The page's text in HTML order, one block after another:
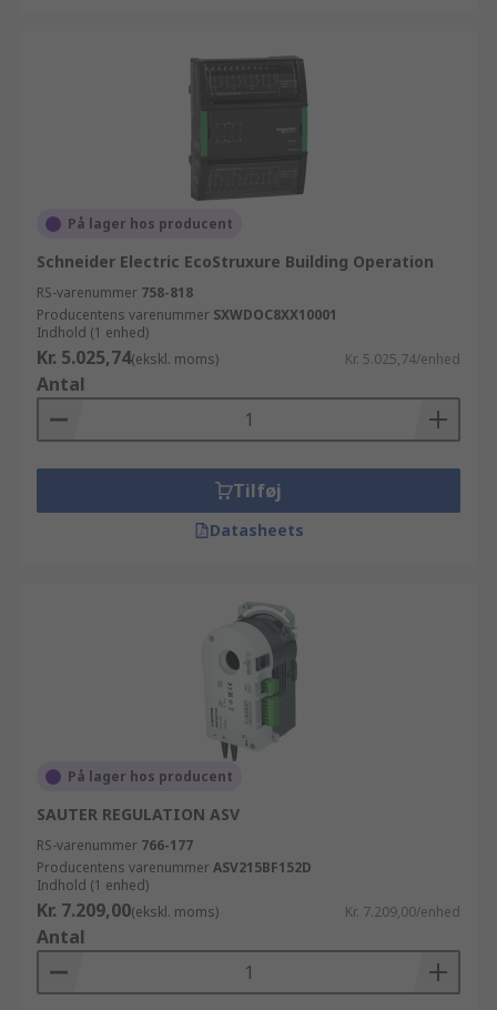
På lager hos producent
Schneider Electric EcoStruxure Building Operation
RS-varenummer 758-818
Producentens varenummer SXWDOC8XX10001
Indhold (1 enhed)
Kr. 5.025,74(ekskl. moms) Kr. 5.025,74/enhed
Antal
Tilføj
Datasheets
På lager hos producent
SAUTER REGULATION ASV
RS-varenummer 766-177
Producentens varenummerASV215BF152D
Indhold (1 enhed)
Kr. 7.209,00(ekskl. moms) Kr. 7.209,00/enhed
Antal